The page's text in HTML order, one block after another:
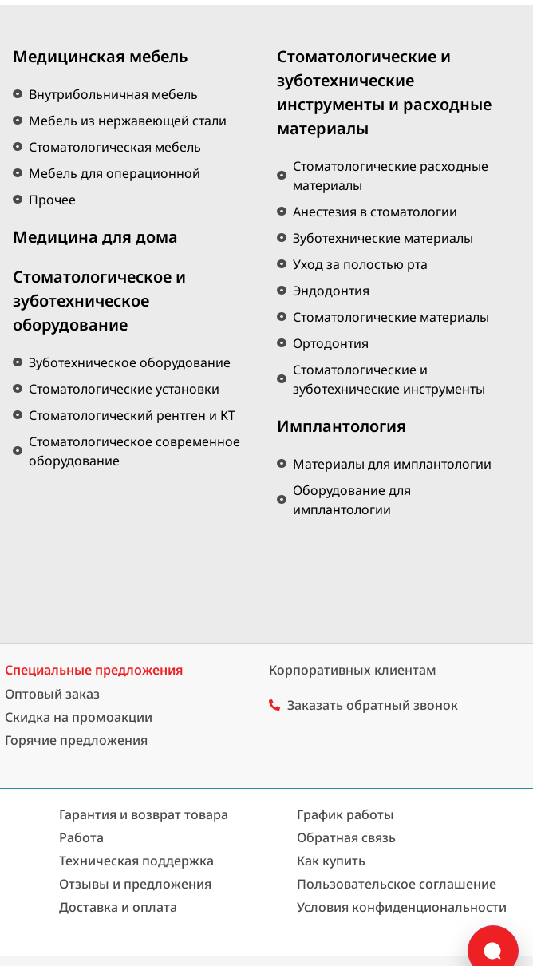
Медицинская мебель
Внутрибольничная мебель
Мебель из нержавеющей стали
Стоматологическая мебель
Мебель для операционной
Прочее
Медицина для дома
Стоматологическое и
зуботехническое
оборудование
Зуботехническое оборудование
Стоматологические установки
Стоматологический рентген и КТ
Стоматологическое современное
оборудование
Стоматологические и
зуботехнические
инструменты и расходные
материалы
Стоматологические расходные
материалы
Анестезия в стоматологии
Зуботехнические материалы
Уход за полостью рта
Эндодонтия
Стоматологические материалы
Ортодонтия
Стоматологические и
зуботехнические инструменты
Имплантология
Материалы для имплантологии
Оборудование для
имплантологии
Специальные предложения
Оптовый заказ
Скидка на промоакции
Горячие предложения
Корпоративных клиентам
Заказать обратный звонок
Гарантия и возврат товара
Работа
Техническая поддержка
Отзывы и предложения
Доставка и оплата
График работы
Обратная связь
Как купить
Пользовательское соглашение
Условия конфиденциональности